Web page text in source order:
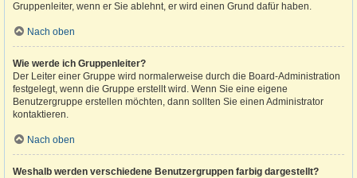
Gruppenleiter, wenn er Sie ablehnt, er wird einen Grund dafür haben.
Nach oben
Wie werde ich Gruppenleiter?
Der Leiter einer Gruppe wird normalerweise durch die Board-Administration
festgelegt, wenn die Gruppe erstellt wird. Wenn Sie eine eigene
Benutzergruppe erstellen möchten, dann sollten Sie einen Administrator
kontaktieren.
Nach oben
Weshalb werden verschiedene Benutzergruppen farbig dargestellt?